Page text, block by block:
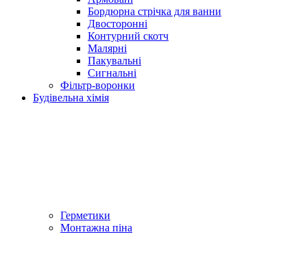
Бордюрна стрічка для ванни
Двосторонні
Контурний скотч
Малярні
Пакувальні
Сигнальні
Фільтр-воронки
Будівельна хімія
Герметики
Монтажна піна